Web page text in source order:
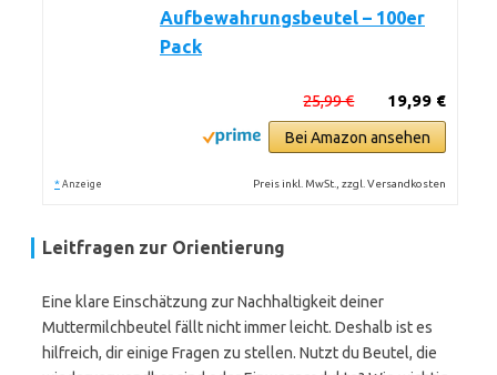
Aufbewahrungsbeutel – 100er
Pack
19,99 €
25,99 €
Bei Amazon ansehen
* Anzeige Preis inkl. MwSt., zzgl. Versandkosten
Leitfragen zur Orientierung
Eine klare Einschätzung zur Nachhaltigkeit deiner
Muttermilchbeutel fällt nicht immer leicht. Deshalb ist es
hilfreich, dir einige Fragen zu stellen. Nutzt du Beutel, die